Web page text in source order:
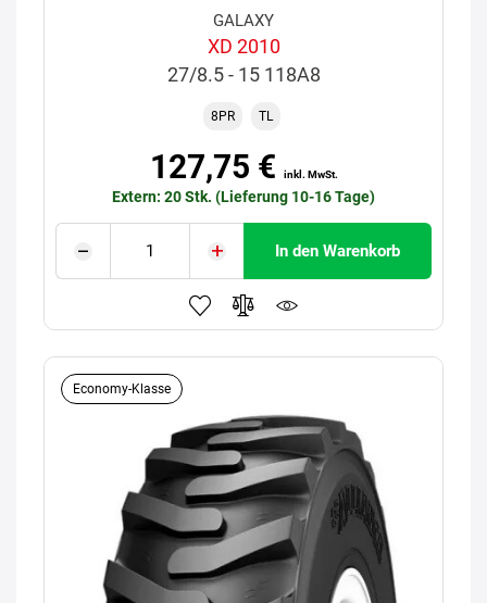
GALAXY
XD 2010
27/8.5 - 15 118A8
8PR TL
127,75 € inkl. MwSt.
Extern: 20 Stk. (Lieferung 10-16 Tage)
In den Warenkorb
Economy-Klasse